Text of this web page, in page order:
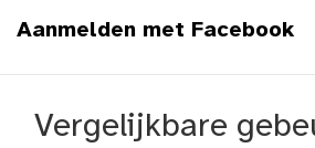
Aanmelden met Facebook
Vergelijkbare